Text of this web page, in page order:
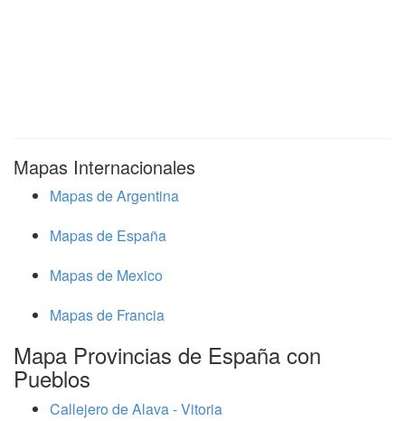
Mapas Internacionales
Mapas de Argentina
Mapas de España
Mapas de Mexico
Mapas de Francia
Mapa Provincias de España con
Pueblos
Callejero de Alava - Vitoria